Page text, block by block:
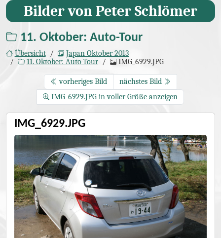
Bilder von Peter Schlömer
11. Oktober: Auto-Tour
Übersicht
Japan Oktober 2013
11. Oktober: Auto-Tour
IMG_6929.JPG
vorheriges Bild
nächstes Bild
IMG_6929.JPG in voller Größe anzeigen
IMG_6929.JPG